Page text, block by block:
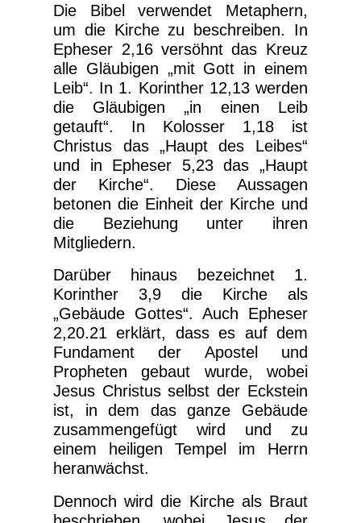
Die Bibel verwendet Metaphern,
um die Kirche zu beschreiben. In
Epheser 2,16 versöhnt das Kreuz
alle Gläubigen „mit Gott in einem
Leib“. In 1. Korinther 12,13 werden
die Gläubigen „in einen Leib
getauft“. In Kolosser 1,18 ist
Christus das „Haupt des Leibes“
und in Epheser 5,23 das „Haupt
der Kirche“. Diese Aussagen
betonen die Einheit der Kirche und
die Beziehung unter ihren
Mitgliedern.
Darüber hinaus bezeichnet 1.
Korinther 3,9 die Kirche als
„Gebäude Gottes“. Auch Epheser
2,20.21 erklärt, dass es auf dem
Fundament der Apostel und
Propheten gebaut wurde, wobei
Jesus Christus selbst der Eckstein
ist, in dem das ganze Gebäude
zusammengefügt wird und zu
einem heiligen Tempel im Herrn
heranwächst.
Dennoch wird die Kirche als Braut